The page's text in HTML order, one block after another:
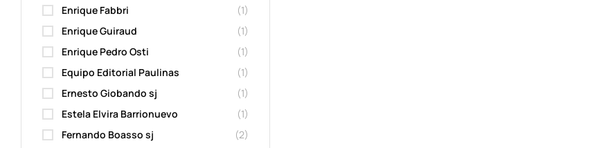
Enrique Fabbri
(1)
Enrique Guiraud
(1)
Enrique Pedro Osti
(1)
Equipo Editorial Paulinas
(1)
Ernesto Giobando sj
(1)
Estela Elvira Barrionuevo
(1)
Fernando Boasso sj
(2)